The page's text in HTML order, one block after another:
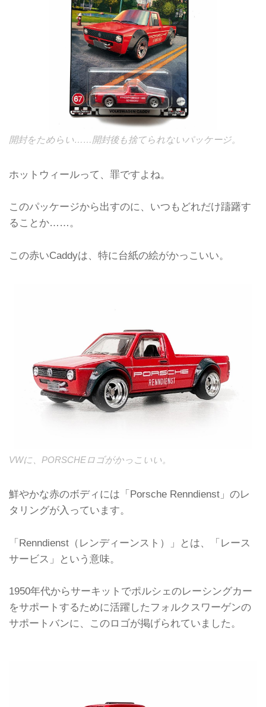
開封をためらい……開封後も捨てられないパッケージ。
ホットウィールって、罪ですよね。
このパッケージから出すのに、いつもどれだけ躊躇す
ることか……。
この赤いCaddyは、特に台紙の絵がかっこいい。
VWに、PORSCHEロゴがかっこいい。
鮮やかな赤のボディには「Porsche Renndienst」のレ
タリングが入っています。
「Renndienst（レンディーンスト）」とは、「レース
サービス」という意味。
1950年代からサーキットでポルシェのレーシングカー
をサポートするために活躍したフォルクスワーゲンの
サポートバンに、このロゴが掲げられていました。